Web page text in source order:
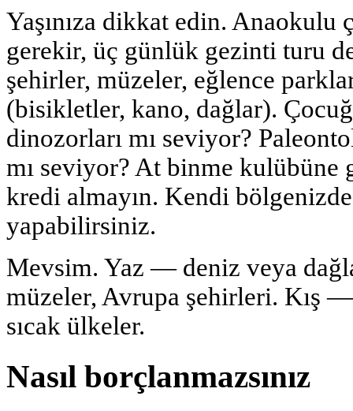
Yaşınıza dikkat edin. Anaokulu
gerekir, üç günlük gezinti turu
şehirler, müzeler, eğlence
(bisikletler, kano, dağlar).
dinozorları mı seviyor?
mı seviyor? At binme
kredi almayın. Kendi
yapabilirsiniz.
Mevsim. Yaz — deniz veya
müzeler, Avrupa şehirleri. Kış
sıcak ülkeler.
Nasıl borçlanmazsınız